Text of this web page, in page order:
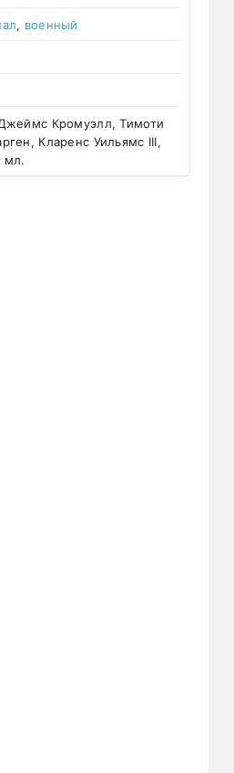
, военный
Кромуэлл, Тимоти
Кларенс Уильямс III,
мл.